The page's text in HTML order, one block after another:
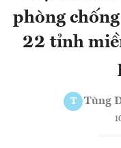
phòng
22 tỉnh
T Tùng